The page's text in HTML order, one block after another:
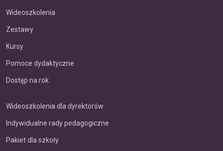
Wideoszkolenia
Zestawy
Kursy
Pomoce dydaktyczne
Dostęp na rok
Wideoszkolenia dla dyrektorów
Indywidualne rady pedagogiczne
Pakiet dla szkoły